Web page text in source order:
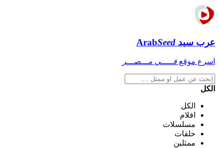
عرب سيد ArabSeed
اسرع موقع فـــــي مـــصـــر
الكل
الكل
افلام
مسلسلات
حلقات
ممثلين